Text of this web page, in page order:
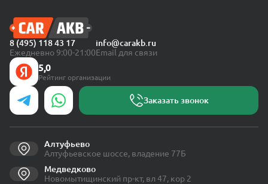
8 (495) 118 43 17
Ежедневно 9:00-21:00
info@carakb.ru
Email для связи
5,0
Рейтинг организации
Заказать звонок
Алтуфьево
Алтуфьевское шоссе, владение 77Б
Медведково
Новомытищинский пр-кт, вл 47, кор 2